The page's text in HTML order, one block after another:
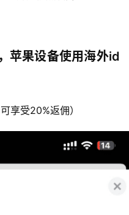
苹果设备使用海外id
享受20%返佣）